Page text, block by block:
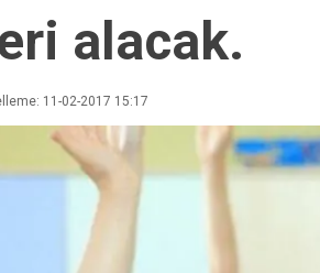
alacak.
11-02-2017 15:17